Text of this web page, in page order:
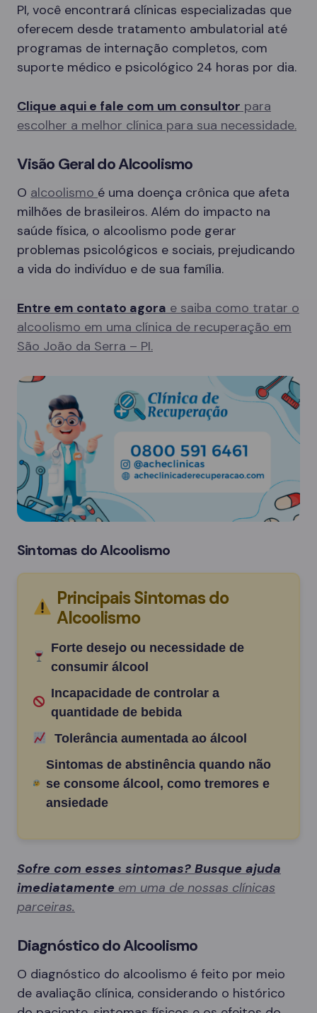
PI, você encontrará clínicas especializadas que
oferecem desde tratamento ambulatorial até
programas de internação completos, com
suporte médico e psicológico 24 horas por dia.
Clique aqui e fale com um consultor para
escolher a melhor clínica para sua necessidade.
Visão Geral do Alcoolismo
O alcoolismo é uma doença crônica que afeta
milhões de brasileiros. Além do impacto na
saúde física, o alcoolismo pode gerar
problemas psicológicos e sociais, prejudicando
a vida do indivíduo e de sua família.
Entre em contato agora e saiba como tratar o
alcoolismo em uma clínica de recuperação em
São João da Serra – PI.
Sintomas do Alcoolismo
Principais Sintomas do
Alcoolismo
Forte desejo ou necessidade de
consumir álcool
Incapacidade de controlar a
quantidade de bebida
Tolerância aumentada ao álcool
Sintomas de abstinência quando não
se consome álcool, como tremores e
ansiedade
Sofre com esses sintomas? Busque ajuda
imediatamente em uma de nossas clínicas
parceiras.
Diagnóstico do Alcoolismo
O diagnóstico do alcoolismo é feito por meio
de avaliação clínica, considerando o histórico